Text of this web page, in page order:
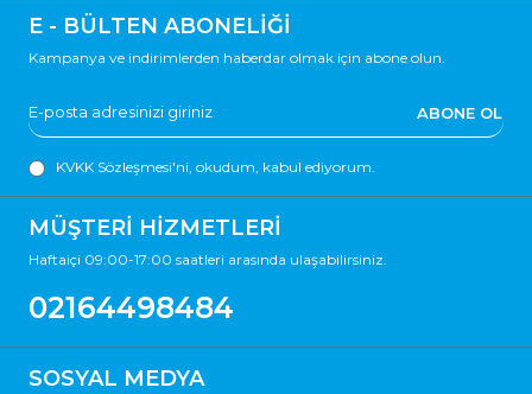
MÜŞTERİ HİZMETLERİ
Haftaiçi 09:00-17:00 saatleri arasında ulaşabilirsiniz.
02164498484
E - BÜLTEN ABONELİĞİ
Kampanya ve indirimlerden haberdar olmak için abone olun.
ABONE OL
KVKK Sözleşmesi'ni, okudum, kabul ediyorum.
SOSYAL MEDYA